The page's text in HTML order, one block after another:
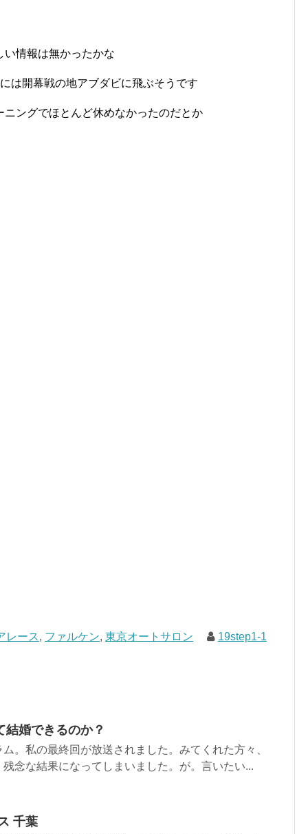
情報は無かったかな
は開幕戦の地アブダビに飛ぶそうです
ングでほとんど休めなかったのだとか
レース, ファルケン,東京オートサロン 19step1-1
結婚できるのか？
。私の最終回が放送されました。みてくれた方々、
念な結果になってしまいました。が。言いたい...
千葉